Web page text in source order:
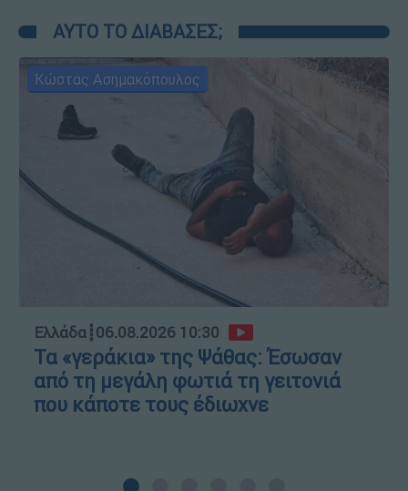
ΑΥΤΟ ΤΟ ΔΙΑΒΑΣΕΣ;
Κώστας Ασημακόπουλος
Ελλάδα┋06.08.2026 10:30
Τα «γεράκια» της Ψάθας: Έσωσαν
από τη μεγάλη φωτιά τη γειτονιά
που κάποτε τους έδιωχνε